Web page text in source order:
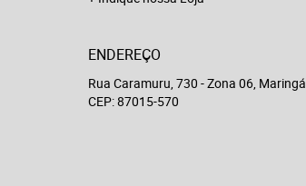
ENDEREÇO
Rua Caramuru, 730 -Zona 06, Maringá
CEP: 87015-570